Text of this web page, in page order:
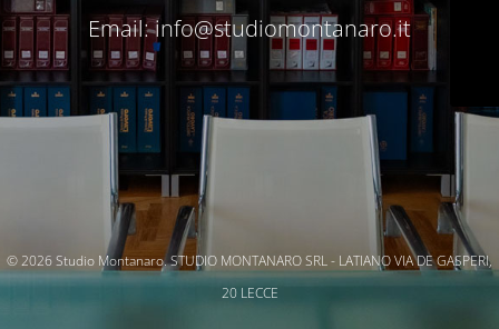
Email:info@studiomontanaro.it
© 2026 Studio Montanaro. STUDIO MONTANARO SRL - LATIANO VIA DE GASPERI,
20 LECCE